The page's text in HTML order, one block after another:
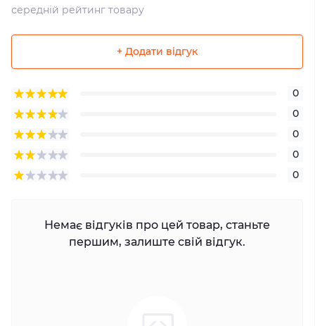
середній рейтинг товару
+ Додати відгук
0
0
0
0
0
Немає відгуків про цей товар, станьте
першим, залиште свій відгук.